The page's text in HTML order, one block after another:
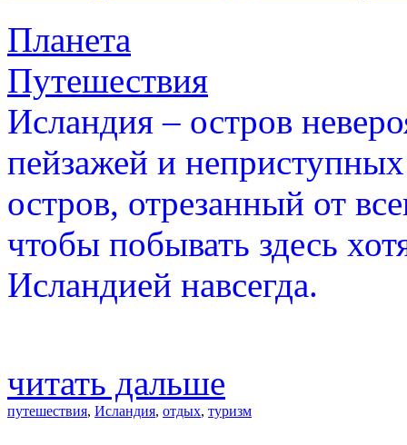
Планета
Путешествия
Исландия – остров
пейзажей и
остров, отрезанный от
чтобы побывать здесь
Исландией навсегда.
читать дальше
путешествия, Исландия, отдых, туризм